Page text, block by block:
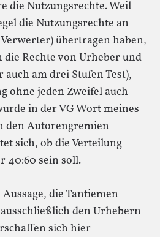
die Nutzungsrechte. Weil
die Nutzungsrechte an
übertragen haben,
Rechte von Urheber und
am drei Stufen Test),
ohne jeden Zweifel auch
in der VG Wort meines
den Autorengremien
sich, ob die Verteilung
40:60 sein soll.
die Tantiemen
den Urhebern
sich hier